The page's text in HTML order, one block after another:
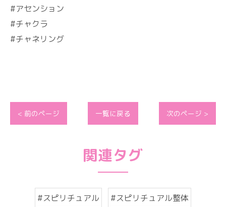
#アセンション
#チャクラ
#チャネリング
< 前のページ 一覧に戻る 次のページ >
関連タグ
#スピリチュアル #スピリチュアル整体